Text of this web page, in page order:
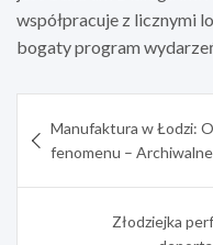
współpracuje z licznymi
bogaty program
wpisu
Manufaktura w Łodzi:
fenomenu –
Złodziejka